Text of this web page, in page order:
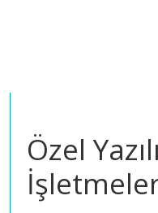
Özel